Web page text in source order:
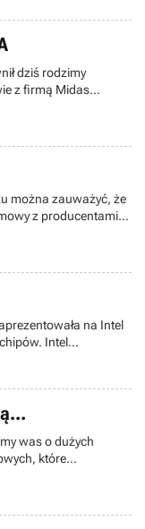
"zza oceanu".
dziś rodzimy
z firmą Midas
można zauważyć, że
z producentami
zapewne na
do mediów
na Intel
Intel
wycofane z
was o dużych
które
się, że nie
Eidos.